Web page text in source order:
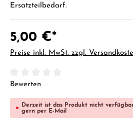
Ersatzteilbedarf.
5,00 €*
Preise inkl. MwSt. zzgl.
Durchschnittliche Bewertung von 0
Bewerten
Derzeit ist das Produkt nicht
gern per E-Mail